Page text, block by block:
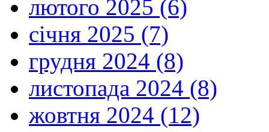
лютого 2025 (6)
січня 2025 (7)
грудня 2024 (8)
листопада 2024 (8)
жовтня 2024 (12)